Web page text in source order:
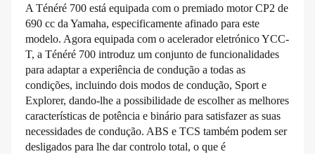
A Ténéré 700 está equipada com o premiado motor CP2 de
690 cc da Yamaha, especificamente afinado para este
modelo. Agora equipada com o acelerador eletrónico YCC-
T, a Ténéré 700 introduz um conjunto de funcionalidades
para adaptar a experiência de condução a todas as
condições, incluindo dois modos de condução, Sport e
Explorer, dando-lhe a possibilidade de escolher as melhores
características de potência e binário para satisfazer as suas
necessidades de condução. ABS e TCS também podem ser
desligados para lhe dar controlo total, o que é